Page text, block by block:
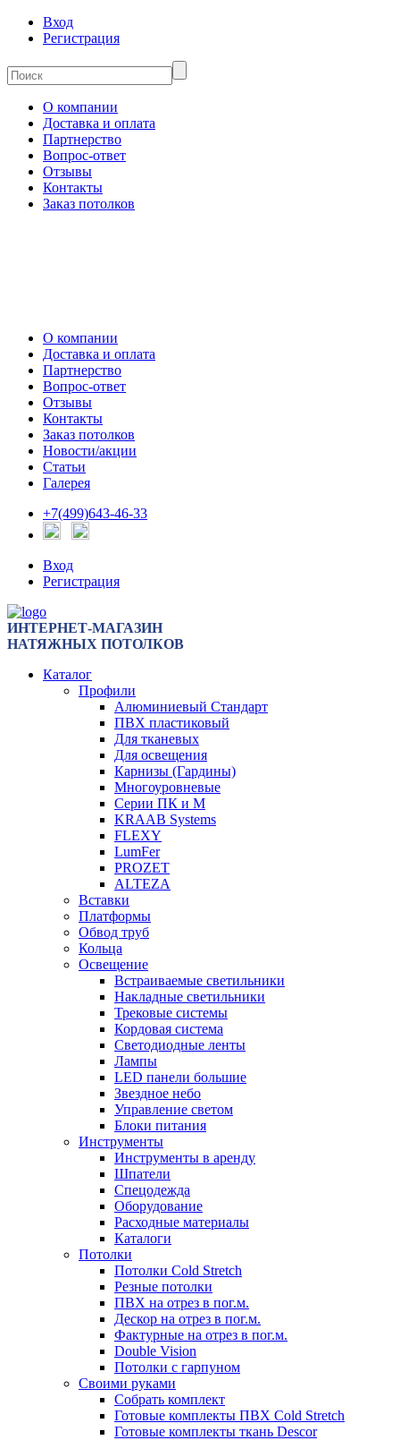
Вход
Регистрация
О компании
Доставка и оплата
Партнерство
Вопрос-ответ
Отзывы
Контакты
Заказ потолков
О компании
Доставка и оплата
Партнерство
Вопрос-ответ
Отзывы
Контакты
Заказ потолков
Новости/акции
Статьи
Галерея
+7(499)643-46-33
Вход
Регистрация
ИНТЕРНЕТ-МАГАЗИН
НАТЯЖНЫХ ПОТОЛКОВ
Каталог
Профили
Алюминиевый Стандарт
ПВХ пластиковый
Для тканевых
Для освещения
Карнизы (Гардины)
Многоуровневые
Серии ПК и М
KRAAB Systems
FLEXY
LumFer
PROZET
ALTEZA
Вставки
Платформы
Обвод труб
Кольца
Освещение
Встраиваемые светильники
Накладные светильники
Трековые системы
Кордовая система
Светодиодные ленты
Лампы
LED панели большие
Звездное небо
Управление светом
Блоки питания
Инструменты
Инструменты в аренду
Шпатели
Спецодежда
Оборудование
Расходные материалы
Каталоги
Потолки
Потолки Cold Stretch
Резные потолки
ПВХ на отрез в пог.м.
Дескор на отрез в пог.м.
Фактурные на отрез в пог.м.
Double Vision
Потолки с гарпуном
Своими руками
Собрать комплект
Готовые комплекты ПВХ Cold Stretch
Готовые комплекты ткань Descor